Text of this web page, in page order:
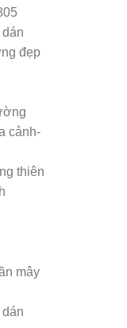
đẹp
thiên